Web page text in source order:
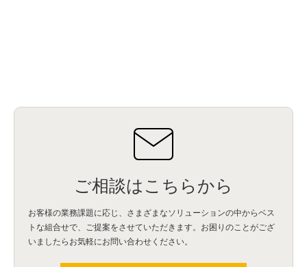
ご相談はこちらから
お客様の業務課題に応じ、さまざまなソリューションの中からベス
トな組合せで、 ご提案をさせていただきます。お困りのことがござ
いましたらお気軽にお問い合わせください。